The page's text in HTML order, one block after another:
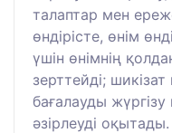
талаптар мен
өндірісте, өнім
үшін өнімнің
зерттейді;
бағалауды
әзірлеуді оқытады.